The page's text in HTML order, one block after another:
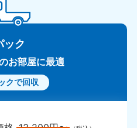
ック
お部屋に最適
クで回収